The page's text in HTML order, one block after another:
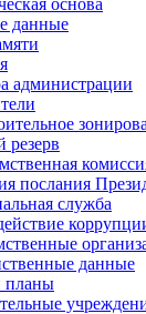
основа
данные
администрации
резерв
послания
служба
данные
планы